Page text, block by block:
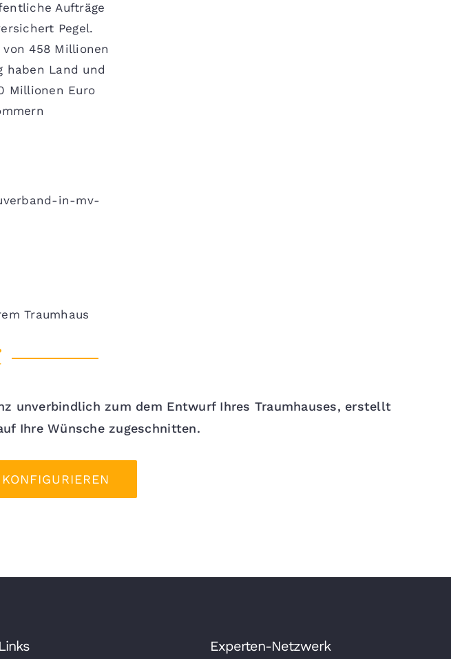
Aufträge
Pegel.
458 Millionen
haben Land und
Millionen Euro
in-mv-
Traumhaus
unverbindlich zum dem Entwurf Ihres Traumhauses, erstellt
Ihre Wünsche zugeschnitten.
Experten-Netzwerk